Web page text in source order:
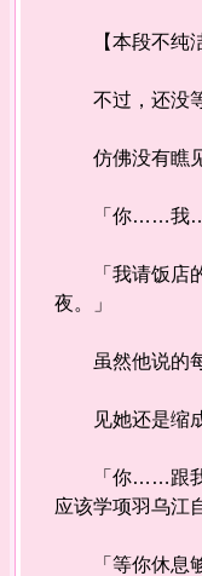
【本段不纯洁
不过，还没等
仿佛没有瞧见
「你……我……
「我请饭店的
夜。」
虽然他说的每
见她还是缩成
「你……跟我……
应该学项羽乌江
「等你休息够